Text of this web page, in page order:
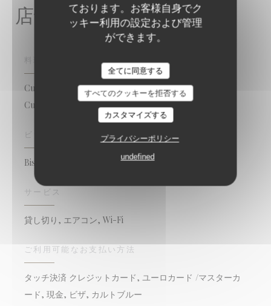
ております。お客様自身でク
ッキー利用の設定および管理
ができます。
全てに同意する
すべてのクッキーを拒否する
カスタマイズする
プライバシーポリシー
undefined
店舗情報
料理
Cuisine inventive revisitant les classiques du Bistrot,
Cuisine 100% "Fait Maison, 伝統料理, 新鮮な製品
ビジネスタイプ
Bistronomique, Bistronomiedécontractée
サービス
貸し切り, エアコン, Wi-Fi
ご利用可能なお支払い方法
タッチ決済 クレジットカード, ユーロカード /マスターカ
ード, 現金, ビザ, カルトブルー